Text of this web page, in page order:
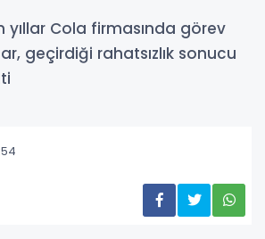
yıllar Cola firmasında görev
geçirdiği rahatsızlık sonucu